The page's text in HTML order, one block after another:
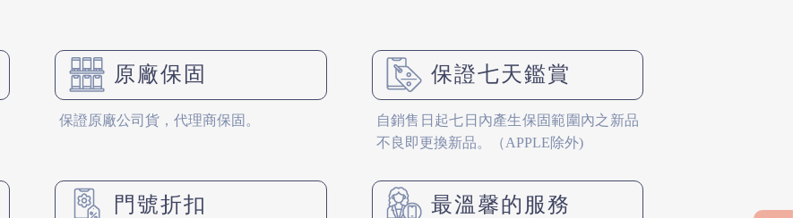
原廠保固
保證原廠公司貨，代理商保固。
保證七天鑑賞
自銷售日起七日內產生保固範圍內之新品
不良即更換新品。（APPLE除外)
門號折扣 最溫馨的服務